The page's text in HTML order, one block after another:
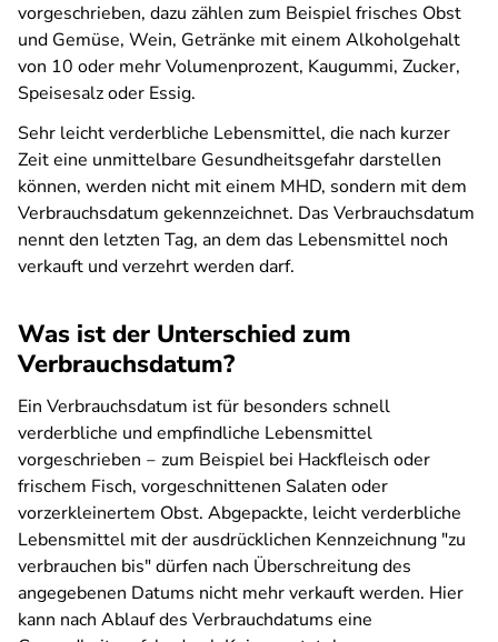
vorgeschrieben, dazu zählen zum Beispiel frisches Obst
und Gemüse, Wein, Getränke mit einem Alkoholgehalt
von 10 oder mehr Volumenprozent, Kaugummi, Zucker,
Speisesalz oder Essig.
Sehr leicht verderbliche Lebensmittel, die nach kurzer
Zeit eine unmittelbare Gesundheitsgefahr darstellen
können, werden nicht mit einem MHD, sondern mit dem
Verbrauchsdatum gekennzeichnet. Das Verbrauchsdatum
nennt den letzten Tag, an dem das Lebensmittel noch
verkauft und verzehrt werden darf.
Was ist der Unterschied zum
Verbrauchsdatum?
Ein Verbrauchsdatum ist für besonders schnell
verderbliche und empfindliche Lebensmittel
vorgeschrieben ‒ zum Beispiel bei Hackfleisch oder
frischem Fisch, vorgeschnittenen Salaten oder
vorzerkleinertem Obst. Abgepackte, leicht verderbliche
Lebensmittel mit der ausdrücklichen Kennzeichnung "zu
verbrauchen bis" dürfen nach Überschreitung des
angegebenen Datums nicht mehr verkauft werden. Hier
kann nach Ablauf des Verbrauchdatums eine